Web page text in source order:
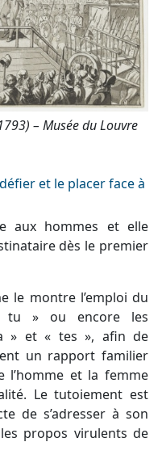
– Musée du Louvre
et le placer face à
aux hommes et elle
dès le premier
le montre l’emploi du
tu » ou encore les
» et « tes », afin de
un rapport familier
l’homme et la femme
Le tutoiement est
de s’adresser à son
propos virulents de